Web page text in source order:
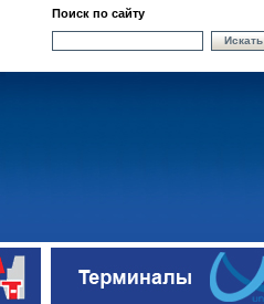
Поиск по сайту
Искать